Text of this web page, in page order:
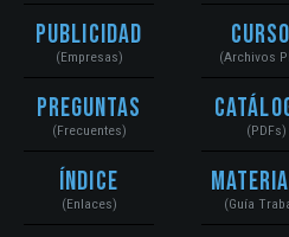
Publicidad
(Empresas)
Preguntas
(Frecuentes)
Índice
(Enlaces)
(Archivos
(PDFs)
(Guía